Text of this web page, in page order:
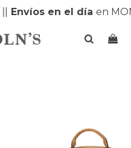
Envíos en el díaen